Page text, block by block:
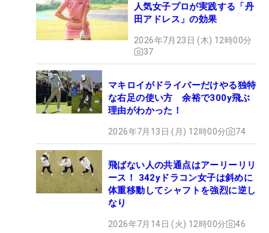
人気女子プロが実践する「丹
田アドレス」の効果
2026年7月23日 (木) 12時00分
37
マキロイがドライバーだけやる独特
な右足の使い方 余裕で300y飛ぶ
理由がわかった！
2026年7月13日 (月) 12時00分 74
飛ばない人の共通点はアーリーリリ
ース！ 342yドラコン女子は斜めに
体重移動してシャフトを強烈に逆し
なり
2026年7月14日 (火) 12時00分 46